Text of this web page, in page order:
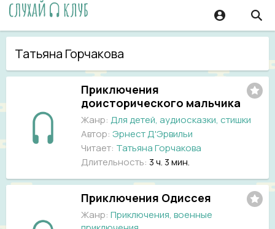
Татьяна Горчакова
Приключения
доисторического мальчика
Жанр: Для детей, аудиосказки, стишки
Автор: Эрнест Д'Эрвильи
Читает: Татьяна Горчакова
Длительность: 3 ч. 3 мин.
Приключения Одиссея
Жанр: Приключения, военные